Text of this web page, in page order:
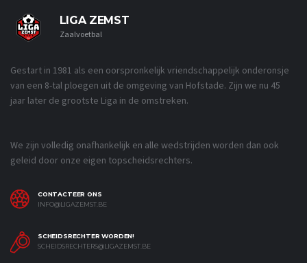
LIGA ZEMST
Zaalvoetbal
Gestart in 1981 als een oorspronkelijk vriendschappelijk onderonsje
van een 8-tal ploegen uit de omgeving van Hofstade. Zijn we nu 45
jaar later de grootste Liga in de omstreken.
We zijn volledig onafhankelijk en alle wedstrijden worden dan ook
geleid door onze eigen topscheidsrechters.
CONTACTEER ONS
INFO@LIGAZEMST.BE
SCHEIDSRECHTER WORDEN!
SCHEIDSRECHTERS@LIGAZEMST.BE